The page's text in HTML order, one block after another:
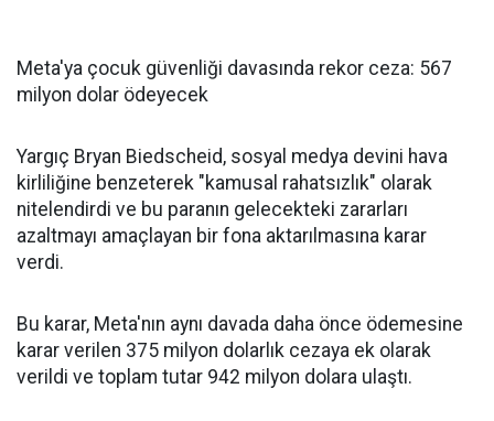
Meta'ya çocuk güvenliği davasında rekor ceza: 567
milyon dolar ödeyecek
Yargıç Bryan Biedscheid, sosyal medya devini hava
kirliliğine benzeterek "kamusal rahatsızlık" olarak
nitelendirdi ve bu paranın gelecekteki zararları
azaltmayı amaçlayan bir fona aktarılmasına karar
verdi.
Bu karar, Meta'nın aynı davada daha önce ödemesine
karar verilen 375 milyon dolarlık cezaya ek olarak
verildi ve toplam tutar 942 milyon dolara ulaştı.